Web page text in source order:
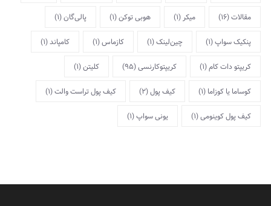
مقالات(16) میکر (1) هوبی توکن(1) پالی‌گان(1)
پنکیک سواپ(1) چین‌لینک(1) کازماس(1) کامپاند(1)
کریپتو دات کام(1) کریپتوکارنسی(95) کلیتن(1)
کوساما یا کوزاما (1) کیف پول(2) کیف پول تراست والت(1)
کیف پول کوینومی(1) یونی سواپ(1)